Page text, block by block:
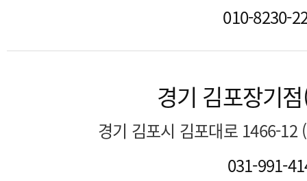
010-8230-
경기 김포장기
경기 김포시 김포대로 1466-
031-991-